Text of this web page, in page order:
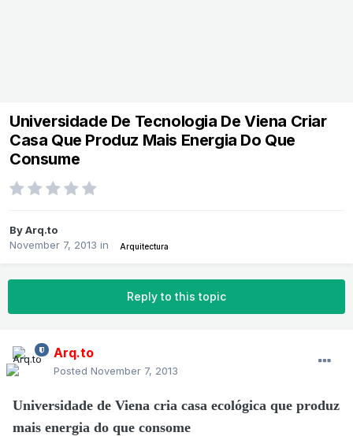
Universidade De Tecnologia De Viena Criar
Casa Que Produz Mais Energia Do Que
Consume
ByArq.to
November 7, 2013 in Arquitectura
Reply to this topic
Arq.to
Posted November 7, 2013
Universidade de Viena cria casa ecológica que produz
mais energia do que consome